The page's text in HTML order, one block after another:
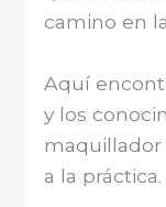
camino en
Aquí
y los
maquillador
a la práctica.